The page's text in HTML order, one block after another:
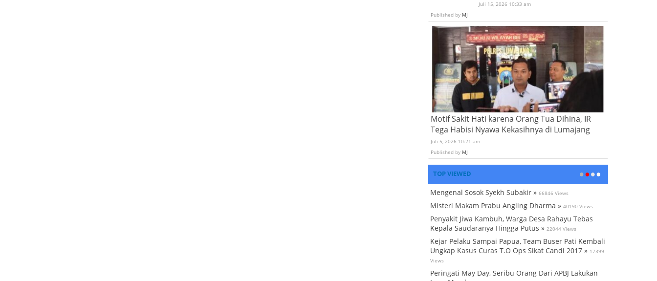
Juli 15, 2026 10:33 am
Published by MJ
Motif Sakit Hati karena Orang Tua Dihina, IR
Tega Habisi Nyawa Kekasihnya di Lumajang
Juli 5, 2026 10:21 am
Published by MJ
TOP VIEWED
Mengenal Sosok Syekh Subakir » 66846 Views
Misteri Makam Prabu Angling Dharma » 40190 Views
Penyakit Jiwa Kambuh, Warga Desa Rahayu Tebas
Kepala Saudaranya Hingga Putus » 22044 Views
Kejar Pelaku Sampai Papua, Team Buser Pati Kembali
Ungkap Kasus Curas T.O Ops Sikat Candi 2017 » 17399
Views
Peringati May Day, Seribu Orang Dari APBJ Lakukan